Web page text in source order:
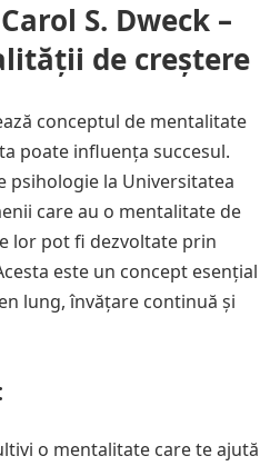
S. Dweck –
de creștere
conceptul de mentalitate
poate influența succesul.
psihologie la Universitatea
care au o mentalitate de
lor pot fi dezvoltate prin
este un concept esențial
lung, învățare continuă și
o mentalitate care te ajută